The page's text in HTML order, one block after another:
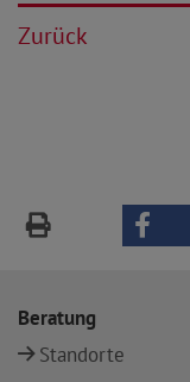
Zurück
Beratung
Standorte